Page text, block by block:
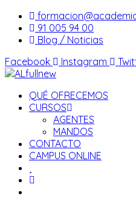
Saltar
contenido
91 005 94 00
Blog / Noticias
Facebook
Instagram
QUÉ OFRECEMOS
CURSOS
AGENTES
MANDOS
CONTACTO
CAMPUS ONLINE